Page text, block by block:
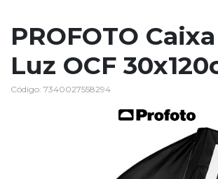
PROFOTO
Luz OCF
Código: 7340027558294